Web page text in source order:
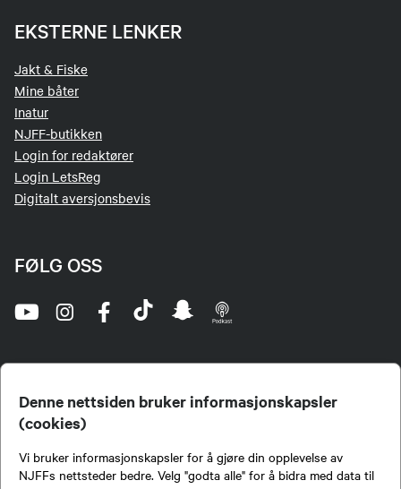
Denne nettsiden bruker informasjonskapsler
(cookies)
Vi bruker informasjonskapsler for å gjøre din opplevelse av
NJFFs nettsteder bedre. Velg "godta alle" for å bidra med data til
EKSTERNE LENKER
Jakt & Fiske
Mine båter
Inatur
NJFF-butikken
Login for redaktører
Login LetsReg
Digitalt aversjonsbevis
FØLG OSS
jegere og sportsfiskere og et av de viktigste miljøene for formidling av kunnskap om jakt og
fiske i Norge. Vi er en partipolitisk nøytral organisasjon, men har et sterkt jakt-, fiske-, og